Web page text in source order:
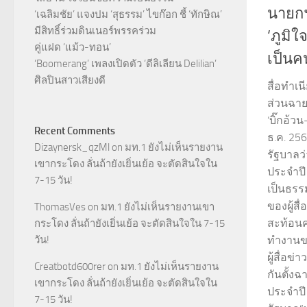
นายก
‘ภูมิใ
เป็นค
สื่อทำเนี
ส่วนฉา
‘บิ๊กอ้ว
ธ.ค.
รัฐบาล
ประจำ
เป็นธร
ของผู้สื่
สะท้อน
ทำงาน
ผู้สื่อข่า
กันตั้งฉ
ประจำ
‘เฉลิมชัย’ แจงปม ‘สุธรรม’ ไขก๊อก ชี้ ‘ทักษิณ’
มีสิทธิ์ร่วมดินเนอร์พรรคร่วม
คู่แฝด ‘แม้ว-ทอน’
‘Boomerang’ เพลงเปิดตัว ‘ดีลิเลียน Delilian’
ศิลปินสาวเสียงดี
Recent Comments
Dizaynersk_qzMl on มท.1 ยังไม่เห็นรายงาน
เขากระโดง ลั่นถ้ายังเยิ่นเย้อ จะตัดสินใจใน
7-15 วัน!
ThomasVes on มท.1 ยังไม่เห็นรายงานเขา
กระโดง ลั่นถ้ายังเยิ่นเย้อ จะตัดสินใจใน 7-15
วัน!
Creatbotd600rer on มท.1 ยังไม่เห็นรายงาน
เขากระโดง ลั่นถ้ายังเยิ่นเย้อ จะตัดสินใจใน
7-15 วัน!